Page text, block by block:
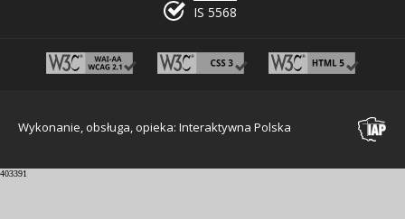
IS 5568
Wykonanie, obsługa, opieka: Interaktywna Polska
403391